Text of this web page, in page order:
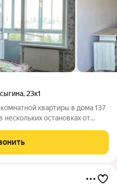
, 23к1
квартиры в дома 137
остановках от
Квартира состоит из